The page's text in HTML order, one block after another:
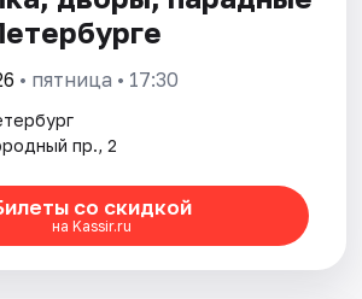
• пятница • 17:30
пр., 2
со скидкой
на Kassir.ru